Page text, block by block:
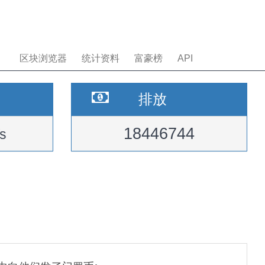
区块浏览器 统计资料 富豪榜 API
排放
18446744